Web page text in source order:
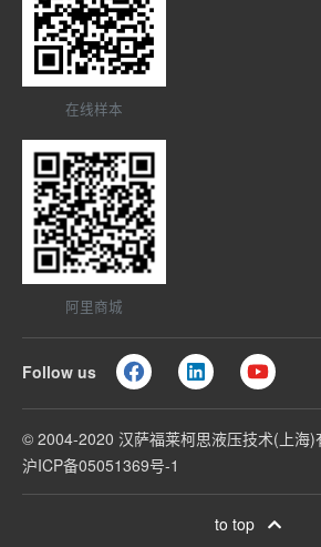
在线样本
阿里商城
Follow us
© 2004-2020 汉萨福莱柯思液压技术(上海)
沪ICP备05051369号-1
to top